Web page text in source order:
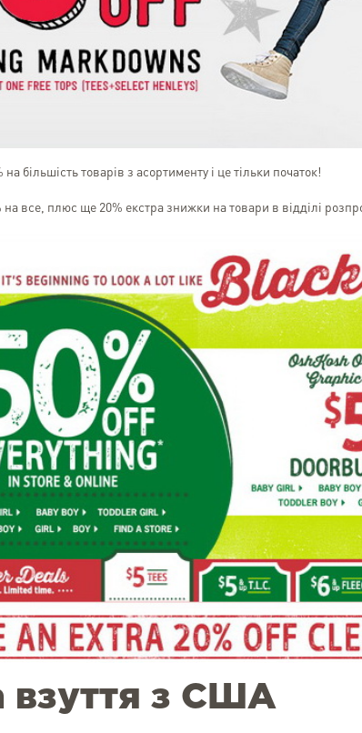
більшість товарів з асортименту і це тільки початок!
все, плюс ще 20% екстра знижки на товари в відділі
взуття з США